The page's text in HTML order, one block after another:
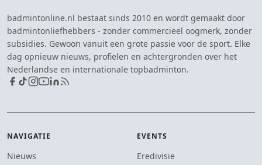
badmintonline.nl bestaat sinds 2010 en wordt gemaakt door
badmintonliefhebbers - zonder commercieel oogmerk, zonder
subsidies. Gewoon vanuit een grote passie voor de sport. Elke
dag opnieuw nieuws, profielen en achtergronden over het
Nederlandse en internationale topbadminton.
NAVIGATIE
Nieuws
EVENTS
Eredivisie